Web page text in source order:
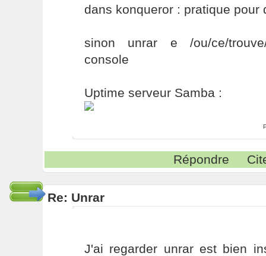
dans konqueror : pratique pour
sinon unrar e /ou/ce/
console
Uptime serveur Samba :
Répondre
Re: Unrar
J'ai regarder unrar est bien